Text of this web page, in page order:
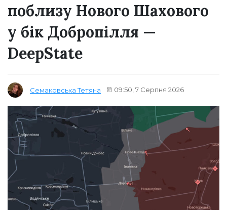
поблизу Нового Шахового
у бік Добропілля —
DeepState
Семаковська Тетяна 09:50, 7 Серпня 2026